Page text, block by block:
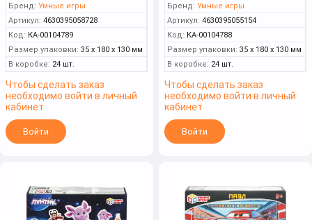
Бренд: Умные игры
Артикул: 4630395058728
Код: КА-00104789
Размер упаковки: 35 x 180 x 130 мм
В коробке: 24 шт.
Чтобы сделать заказ
необходимо войти в личный
кабинет
Войти
Бренд: Умные игры
Артикул: 4630395055154
Код: КА-00104788
Размер упаковки: 35 x 180 x 130 мм
В коробке: 24 шт.
Чтобы сделать заказ
необходимо войти в личный
кабинет
Войти